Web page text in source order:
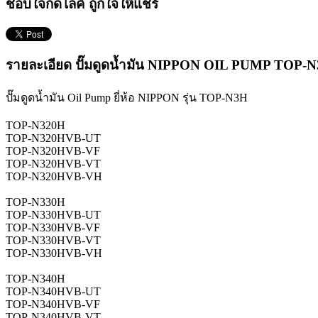
ชอบใจกดไลค์ ถูกใจให้แชร์
รายละเอียด ปั๊มดูดน้ำมัน NIPPON OIL PUMP TOP-
ปั๊มดูดน้ำมัน Oil Pump ยี่ห้อ NIPPON รุ่น TOP-N3H
TOP-N320H
TOP-N320HVB-UT
TOP-N320HVB-VF
TOP-N320HVB-VT
TOP-N320HVB-VH
TOP-N330H
TOP-N330HVB-UT
TOP-N330HVB-VF
TOP-N330HVB-VT
TOP-N330HVB-VH
TOP-N340H
TOP-N340HVB-UT
TOP-N340HVB-VF